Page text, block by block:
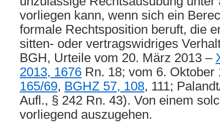
vorliegen kann, wenn sich ein
formale Rechtsposition beruft, die
sitten- oder vertragswidriges
BGH, Urteile vom 20. März 2013 –
2013, 1676 Rn. 18; vom 6.
165/69, BGHZ 57, 108, 111;
Aufl., § 242 Rn. 43). Von einem
vorliegend auszugehen.